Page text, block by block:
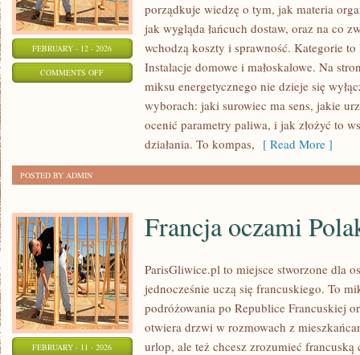
FEBRUARY - 12 - 2026
COMMENTS OFFON
MAGAZYNOWANIE
porządkuje wiedzę o tym, jak materia
jak wygląda łańcuch dostaw, oraz na co
wchodzą koszty i sprawność. Kategorie
Instalacje domowe i małoskalowe. Na
miksu energetycznego nie dzieje się
wyborach: jaki surowiec ma sens, jakie
ocenić parametry paliwa, i jak złożyć to
działania. To kompas, [ Read More ]
POSTED BY ADMIN
FEBRUARY - 11 - 2026
Francja oczami
ParisGliwice.pl to miejsce stworzone dla
jednocześnie uczą się francuskiego. To
podróżowania po Republice Francuskiej
otwiera drzwi w rozmowach z
urlop, ale też chcesz zrozumieć